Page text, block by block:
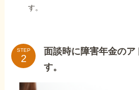
す。
STEP
面談時に障害年金のア
す。